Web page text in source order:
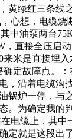
黄绿红三条线
，电缆烧断
油泵两台
，直接全压
米是直接埋入
定故障点。：
，沿着电缆沟
炉一停，与
。为确定我
电缆上，其
定就是这段出了